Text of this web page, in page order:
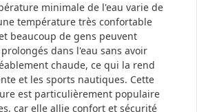
minimale de l'eau varie de
une température très confortable
beaucoup de gens peuvent
dans l'eau sans avoir
chaude, ce qui la rend
et les sports nautiques. Cette
est particulièrement populaire
car elle allie confort et sécurité